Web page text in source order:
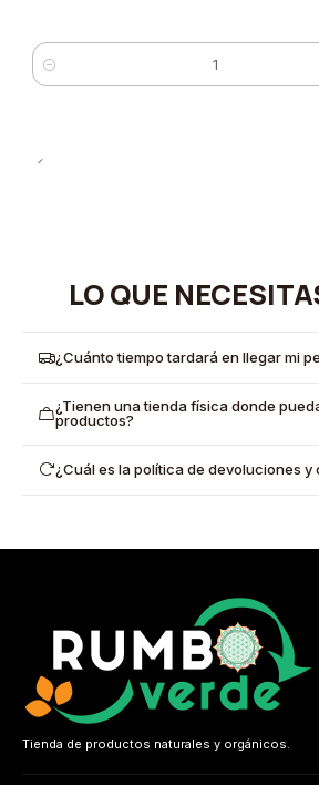
Cantidad
LO QUE
¿Cuánto tiempo tardará en llegar mi
¿Tienen una tienda física donde
productos?
¿Cuál es la política de devoluciones y
Tienda de productos naturales y orgánicos.